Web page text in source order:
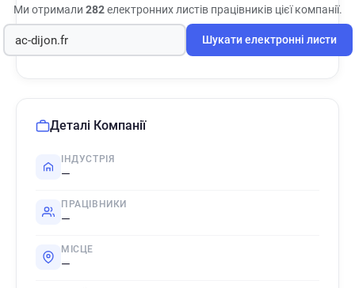
Ми отримали 282електронних листів працівників цієї компанії.
Шукати електронні листи
Деталі Компанії
ІНДУСТРІЯ
—
ПРАЦІВНИКИ
—
МІСЦЕ
—